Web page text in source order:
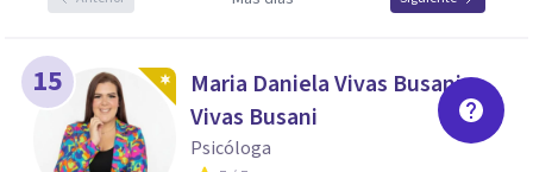
15
Maria Daniela Vivas Busani
Vivas Busani
Psicóloga